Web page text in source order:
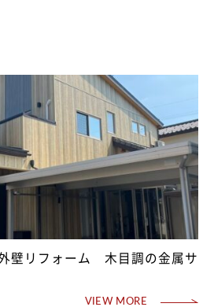
壁リフォーム 木目調の金属サ
VIEW MORE